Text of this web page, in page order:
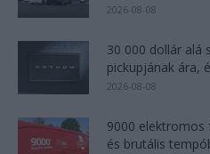
2026-08-08
30 000 dollár alá
pickupjának ára,
2026-08-08
9000
és brutális